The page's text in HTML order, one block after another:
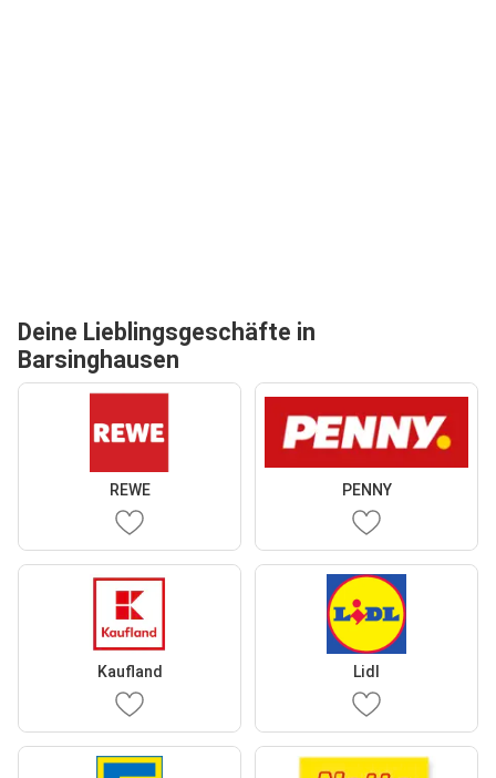
Deine Lieblingsgeschäfte in
Barsinghausen
REWE PENNY
Kaufland Lidl